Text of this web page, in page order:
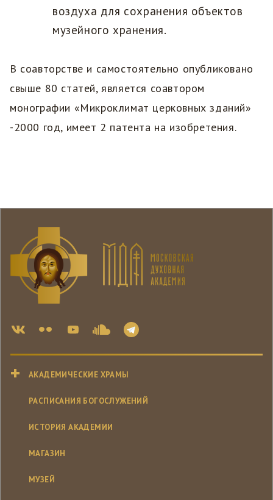
воздуха для сохранения объектов
музейного хранения.
В соавторстве и самостоятельно опубликовано
свыше 80 статей, является соавтором
монографии «Микроклимат церковных зданий»
-2000 год, имеет 2 патента на изобретения.
АКАДЕМИЧЕСКИЕ ХРАМЫ
РАСПИСАНИЯ БОГОСЛУЖЕНИЙ
ИСТОРИЯ АКАДЕМИИ
МАГАЗИН
МУЗЕЙ